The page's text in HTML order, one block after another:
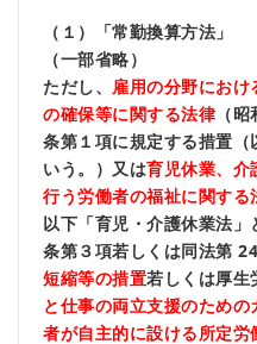
（１）「常勤換算方法」
（一部省略）
ただし、
雇用の分野にお
の確保等に関する法律（昭
条第１項に規定する措置（
いう。）又は育児休業、介
行う労働者の福祉に関する
以下「育児・介護休業法
条第３項若しくは同法第
短縮等の措置若しくは厚生
と仕事の両立支援のための
者が自主的に設ける所定労